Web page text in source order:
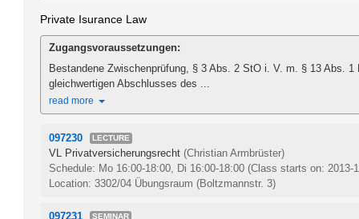
Private Isurance Law
Zugangsvoraussetzungen:
Bestandene Zwischenprüfung, § 3 Abs. 2 StO i. V. m. § 13 Abs. 1
gleichwertigen Abschlusses des ...
read more
097230 LECTURE
VL Privatversicherungsrecht (Christian Armbrüster)
Schedule: Mo 16:00-18:00, Di 16:00-18:00 (Class starts on: 2013-
Location: 3302/04 Übungsraum (Boltzmannstr. 3)
097231 SEMINAR